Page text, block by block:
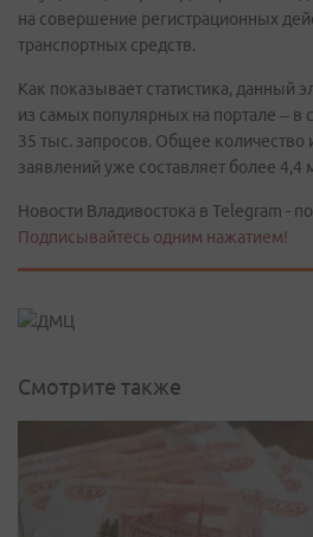
на совершение регистрационных
транспортных средств.
Как показывает статистика, данный
из самых популярных на портале – в
35 тыс. запросов. Общее количество
заявлений уже составляет более 4,4
Новости Владивостока в Telegram -
Подписывайтесь одним нажатием!
Смотрите также